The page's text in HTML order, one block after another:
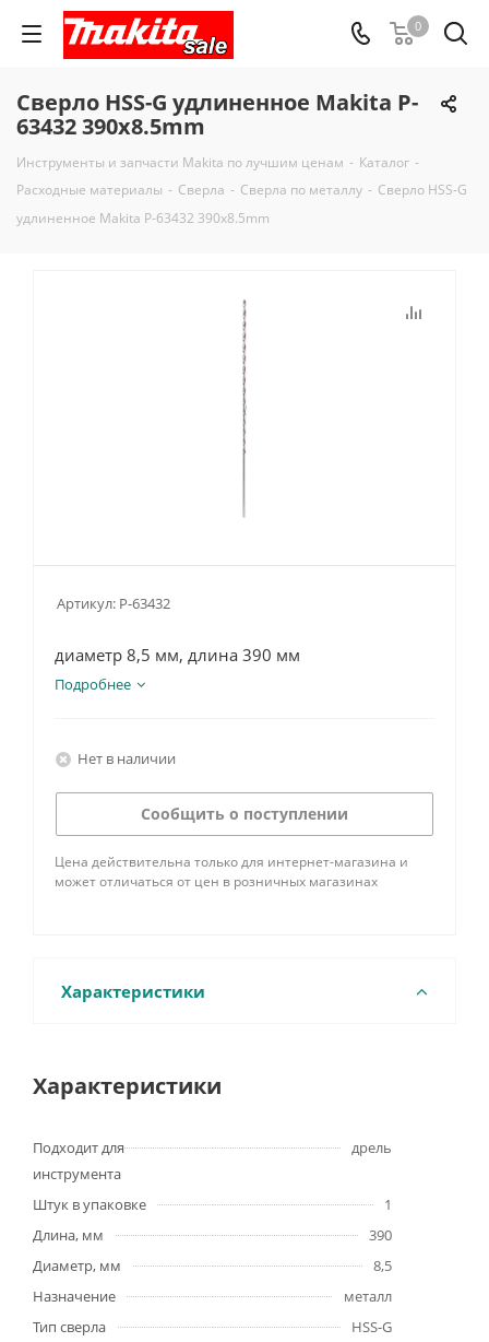
0
Сверло HSS-G удлиненное Makita P-
63432 390x8.5mm
Инструменты и запчасти Makita по лучшим ценам - Каталог -
Расходные материалы - Сверла - Сверла по металлу - Сверло HSS-G
удлиненное Makita P-63432 390x8.5mm
Артикул: P-63432
диаметр 8,5 мм, длина 390 мм
Подробнее
Нет в наличии
Сообщить о поступлении
Цена действительна только для интернет-магазина и
может отличаться от цен в розничных магазинах
Характеристики
Характеристики
Подходит для
инструмента
дрель
Штук в упаковке
1
Длина, мм
390
Диаметр, мм
8,5
Назначение
металл
Тип сверла
HSS-G